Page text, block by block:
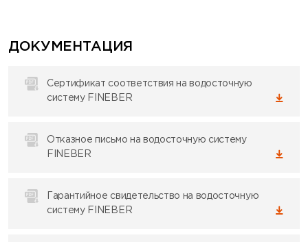
ДОКУМЕНТАЦИЯ
Сертификат соответствия на водосточную
систему FINEBER
Отказное письмо на водосточную систему
FINEBER
Гарантийное свидетельство на водосточную
систему FINEBER